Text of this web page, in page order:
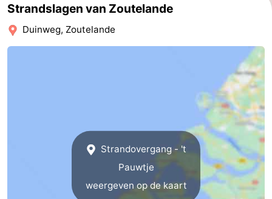
Natuur
de
-
Domburg
-
Strandslagen van Zoutelande
Duinweg, Zoutelande
Strandovergang - 't
Pauwtje
weergeven op de kaart